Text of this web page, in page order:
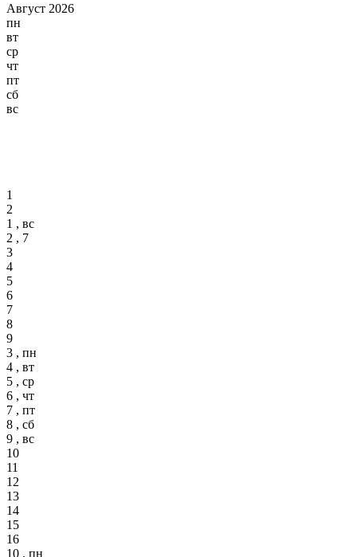
Август 2026
пн
вт
ср
чт
пт
сб
вс
1
2
1 , вс
2 , 7
3
4
5
6
7
8
9
3 , пн
4 , вт
5 , ср
6 , чт
7 , пт
8 , сб
9 , вс
10
11
12
13
14
15
16
10 , пн